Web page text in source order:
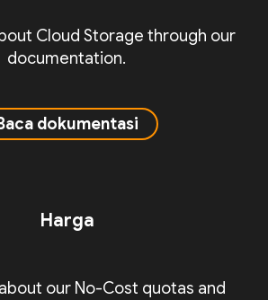
Cloud Storage through our
documentation.
dokumentasi
Harga
our No-Cost quotas and